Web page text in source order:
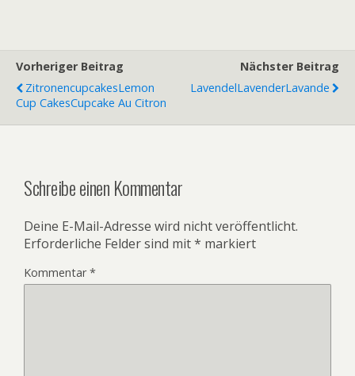
Vorheriger Beitrag
ZitronencupcakesLemon
Cup CakesCupcake Au Citron
Nächster Beitrag
LavendelLavenderLavande
Schreibe einen Kommentar
Deine E-Mail-Adresse wird nicht veröffentlicht.
Erforderliche Felder sind mit* markiert
Kommentar*